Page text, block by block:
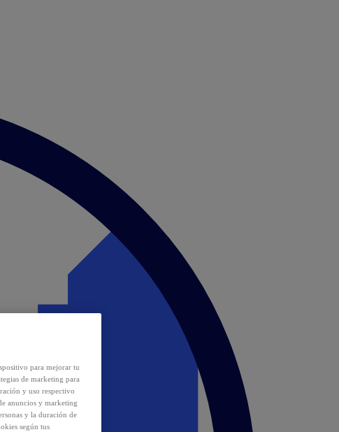
para mejorar tu
de marketing para
y uso respectivo
anuncios y marketing
y la duración de
según tus